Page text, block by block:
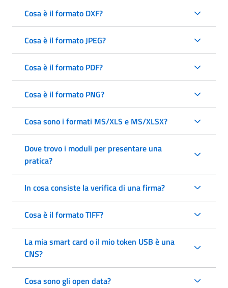
Cosa è il formato DXF?
Cosa è il formato JPEG?
Cosa è il formato PDF?
Cosa è il formato PNG?
Cosa sono i formati MS/XLS e MS/XLSX?
Dove trovo i moduli per presentare una
pratica?
In cosa consiste la verifica di una firma?
Cosa è il formato TIFF?
La mia smart card o il mio token USB è una
CNS?
Cosa sono gli open data?